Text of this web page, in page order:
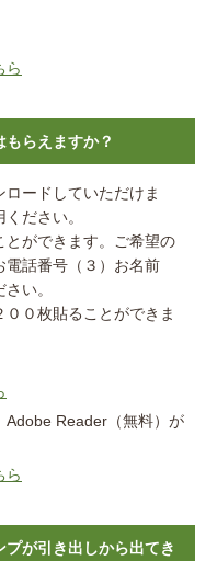
ら
らえますか？
ードしていただけま
ださい。
とができます。ご希望の
電話番号（３）お名前
い。
０枚貼ることができま
Reader（無料）が
ら
プが引き出しから出てき